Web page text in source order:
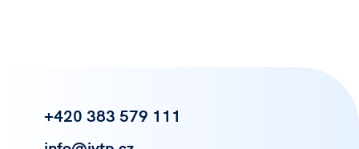
+420 383 579 111